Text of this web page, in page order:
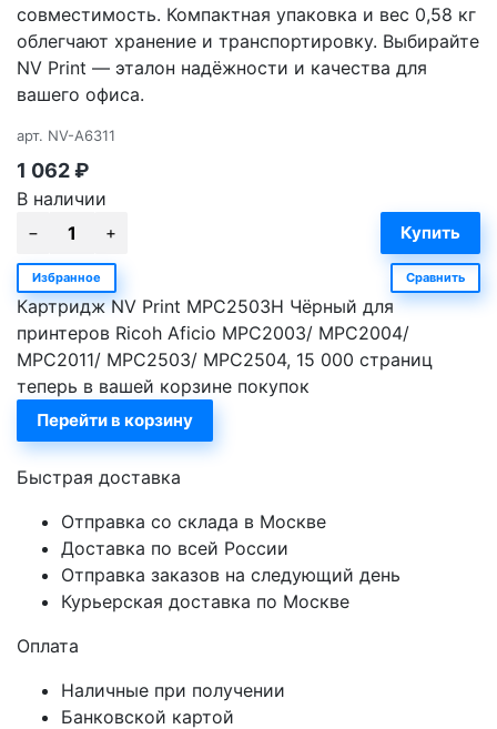
совместимость. Компактная упаковка и вес 0,58 кг
облегчают хранение и транспортировку. Выбирайте
NV Print — эталон надёжности и качества для
вашего офиса.
арт. NV-A6311
1 062₽
В наличии
Избранное Сравнить
Картридж NV Print MPC2503H Чёрный для
принтеров Ricoh Aficio MPC2003/ MPC2004/
MPC2011/ MPC2503/ MPC2504, 15 000 страниц
теперь в вашей корзине покупок
Перейти в корзину
Быстрая доставка
Отправка со склада в Москве
Доставка по всей России
Отправка заказов на следующий день
Курьерская доставка по Москве
Оплата
Наличные при получении
Банковской картой